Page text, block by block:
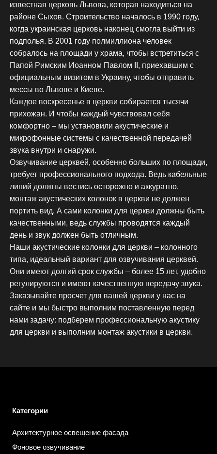
известная церковь Львова, которая находиться на
районе Сыхов. Строительство началось в 1990 году,
когда украинская церковь наконец смогла выйти из
подполья. В 2001 году полмиллиона человек
собралось на площади у храма, чтобы встретиться с
Папой Римским Иоанном Павлом II, приехавшим с
официальным визитом в Украину, чтобы отправить
мессы во Львове и Киеве.
Каждое воскресенье в церкви собирается тысячи
прихожан. И чтобы каждый чувствовал себя
комфортно – мы установили акустические и
микрофонные системы с качественной передачей
звука внутри и снаружи.
Озвучивание церквей, особенно больших по площади,
требует профессионального подхода. Ведь кабельные
линий должны вестись осторожно и аккуратно,
монтаж акустических колонок в церкви не должен
портить вид. А сами колонки для церкви должны быть
качественными, ведь службы проводятся каждый
день и звук должен быть отличным.
Наши акустические колонки для церкви – колонного
типа, идеальный вариант для озвучивания церквей.
Они имеют долгий срок службы – более 15 лет, удобно
регулируются и имеют качественную передачу звука.
Заказывайте просчет для вашей церкви у нас на
сайте и мы быстро выполним поставленную перед
нами задачу: подберем профессиональную акустику
для церкви и выполним монтаж акустики в церкви.
Категории
Архитектурное освещение фасада
Фоновое озвучивание